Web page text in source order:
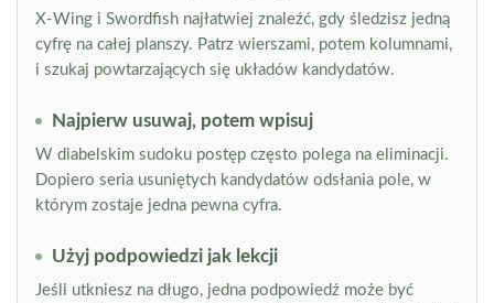
X-Wing i Swordfish najłatwiej znaleźć, gdy śledzisz jedną
cyfrę na całej planszy. Patrz wierszami, potem kolumnami,
i szukaj powtarzających się układów kandydatów.
Najpierw usuwaj, potem wpisuj
W diabelskim sudoku postęp często polega na eliminacji.
Dopiero seria usuniętych kandydatów odsłania pole, w
którym zostaje jedna pewna cyfra.
Użyj podpowiedzi jak lekcji
Jeśli utkniesz na długo, jedna podpowiedź może być